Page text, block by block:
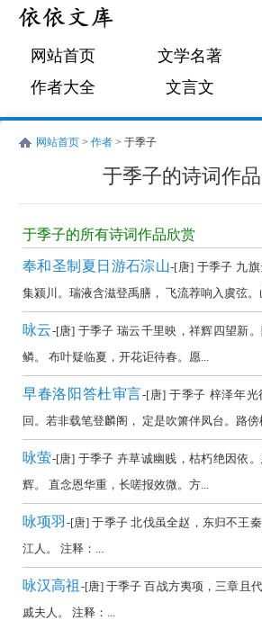
网站首页 文学名著
作者大全
文言文
网站首页 > 作者 > 于季子
于季子的诗词作
于
季
子
的
诗
词
作
品
全
集
欣
赏
（全
部
所
有
于季子的所有诗词作品欣赏
奉和圣制夏日游石淙山-[唐] 于季子 九
集颍川。瑞液含滋登禹膳， 飞流荐响入虞弦。
咏云-[唐] 于季子 瑞云千里映，祥辉四望新
鳞。 布叶疑临夏，开花讵待春。愿...
早春洛阳答杜审言-[唐] 于季子 梓泽年
回。若非载笔登麟阁， 定是吹箫伴凤台。路傍
咏萤-[唐] 于季子 卉草诚幽贱，枯朽绝因依
辉。 直念恩华重，长嗟报效微。方...
咏项羽 -[唐] 于季子 北伐虽全赵，东归不王
江人。 注释：...
咏汉高祖 -[唐] 于季子 百战方夷项，三章且
戚夫人。 注释：...